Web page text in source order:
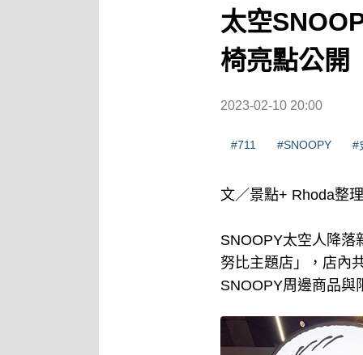
太空
椅亮點公開
2023-02-10 20:00
#711 #SNOOPY #
文／景點+ Rhoda整
SNOOPY太空人降落
努比主題店」，店內
SNOOPY周邊商品與